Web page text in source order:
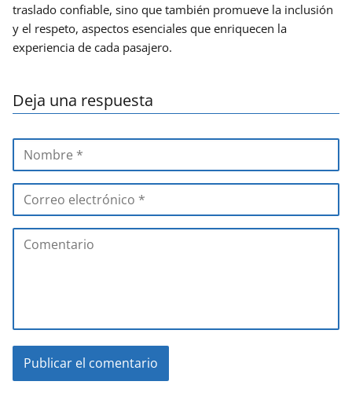
traslado confiable, sino que también promueve la inclusión
y el respeto, aspectos esenciales que enriquecen la
experiencia de cada pasajero.
Deja una respuesta